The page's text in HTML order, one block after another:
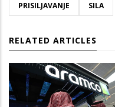
PRISILJAVANJE
SILA
RELATED ARTICLES